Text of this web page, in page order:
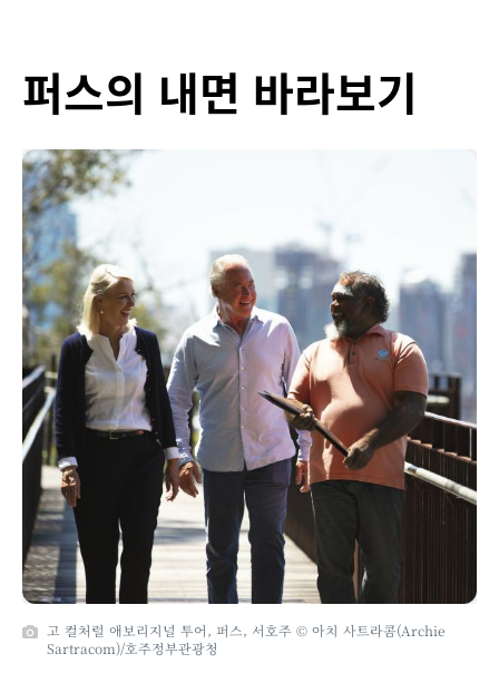
퍼스의 내면 바라보기
고 컬처럴 애보리지널 투어, 퍼스, 서호주 © 아치 사트라콤(Archie
Sartracom)/호주정부관광청